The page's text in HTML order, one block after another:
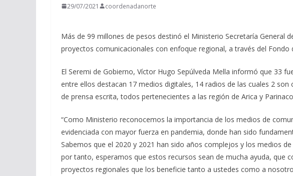
29/07/2021 coordenadanorte
Más de 99 millones de pesos destinó el Ministerio Secretaría General
proyectos comunicacionales con enfoque regional, a través del Fondo
El Seremi de Gobierno, Víctor Hugo Sepúlveda Mella informó que 33
entre ellos destacan 17 medios digitales, 14 radios de las cuales 2
de prensa escrita, todos pertenecientes a las región de Arica y
“Como Ministerio reconocemos la importancia de los medios de
evidenciada con mayor fuerza en pandemia, donde han sido
Sabemos que el 2020 y 2021 han sido años complejos y los medios
por tanto, esperamos que estos recursos sean de mucha ayuda, que
proyectos regionales que los beneficie tanto a ustedes como a